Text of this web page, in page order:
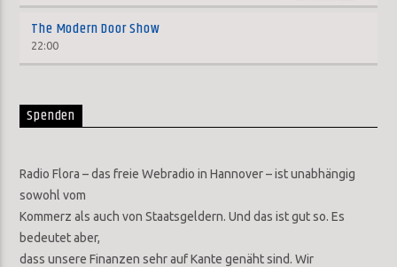
The Modern Door Show
22:00
Spenden
Radio Flora – das freie Webradio in Hannover – ist unabhängig
sowohl vom
Kommerz als auch von Staatsgeldern. Und das ist gut so. Es
bedeutet aber,
dass unsere Finanzen sehr auf Kante genäht sind. Wir